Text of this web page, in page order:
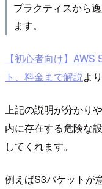
プラクティスから
ます。
【初心者向け】
ト、料金まで解説よ
上記の説明が分かり
内に存在する危険な
してくれます。
例えばS3バケットが